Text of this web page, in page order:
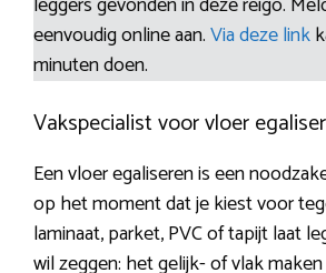
eenvoudig online aan.Via deze link
minuten doen.
Vakspecialist voor vloer
Een vloer egaliseren is een
op het moment dat je kiest voor
laminaat, parket, PVC of tapijt laat
wil zeggen: het gelijk- of vlak